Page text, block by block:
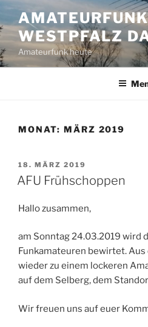
Inhalt
springenWESTPFALZ
Amateurfunk heute
MONAT: MÄRZ 2019
VERÖFFENTLICHT
AM
18. MÄRZ 2019
AFU Frühschoppen
Hallo zusammen,
am Sonntag 24.03.2019 wird
Funkamateuren bewirtet.
wieder zu einem lockeren
auf dem Selberg, dem
Wir freuen uns auf euer